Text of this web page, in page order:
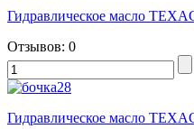
Гидравлическое масло
Отзывов: 0
Гидравлическое масло